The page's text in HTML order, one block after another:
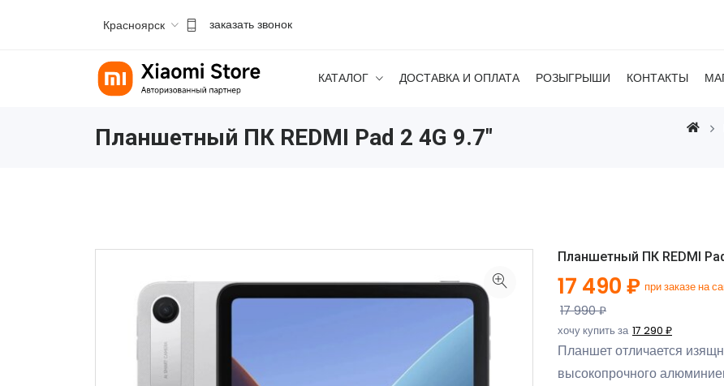
Красноярск заказать звонок
КАТАЛОГ ДОСТАВКА И ОПЛАТА РОЗЫГРЫШИ КОНТАКТЫ
Планшетный ПК REDMI Pad 2 4G 9.7"
Планшетный ПК REDMI
17 490 ₽ при заказе на
17 990 ₽
хочу купить за 17 290 ₽
Планшет отличается
высокопрочного